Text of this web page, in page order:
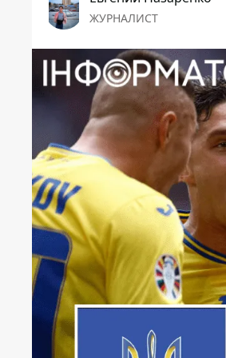
ЖУРНАЛИСТ